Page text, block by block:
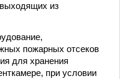
из
пожарных отсеков
для хранения
при условии